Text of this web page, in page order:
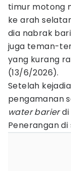
timur motong
ke arah
dia nabrak
juga teman-
yang kurang
(13/6/2026).
Setelah
pengamanan
water barier
Penerangan